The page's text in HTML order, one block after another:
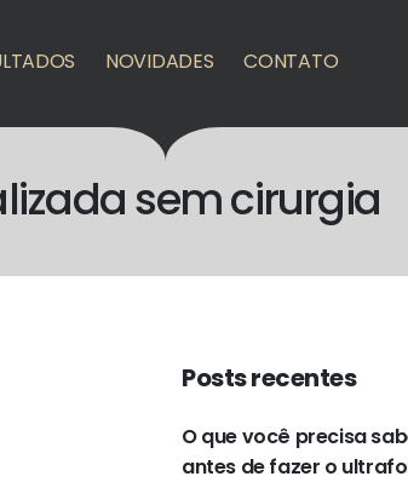
NOVIDADES CONTATO
sem cirurgia
Posts recentes
O que você precisa
antes de fazer o